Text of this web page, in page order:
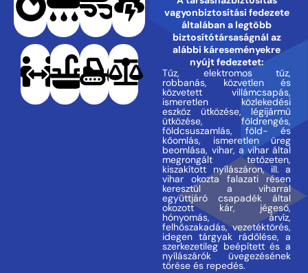
vagyonbiztosítási fedezete
általában a legtöbb
biztosítótársaságnál az
alábbi káreseményekre
nyújt fedezetet:
Tűz, elektromos tűz,
robbanás, közvetlen és
közvetett villámcsapás,
ismeretlen közlekedési
eszköz ütközése, légijármű
ütközése, földrengés,
földcsuszamlás, föld- és
kőomlás, ismeretlen üreg
beomlása, vihar, a vihar által
megrongált tetőzeten,
kiszakított nyílászáron, ill. a
vihar okozta falazati résen
keresztül a viharral
együttjáró csapadék által
okozott kár, jégeső,
hónyomás, árvíz,
felhőszakadás, vezetéktörés,
idegen tárgyak rádőlése, a
szerkezetileg beépített és a
nyílászárók üvegezésének
törése és repedés.